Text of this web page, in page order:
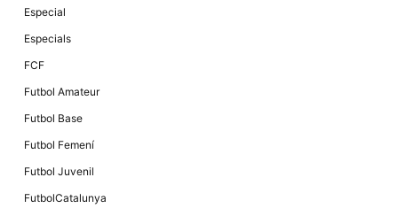
Especial
Especials
FCF
Futbol Amateur
Futbol Base
Futbol Femení
Futbol Juvenil
FutbolCatalunya